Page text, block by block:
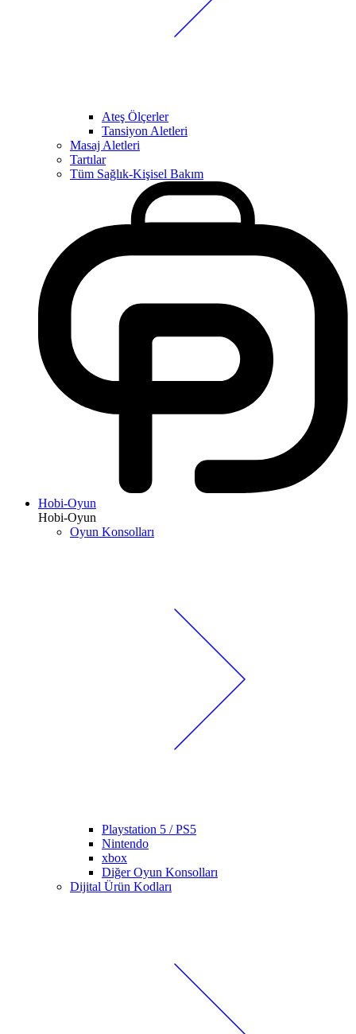
Ateş Ölçerler
Tansiyon Aletleri
Masaj Aletleri
Tartılar
Tüm Sağlık-Kişisel Bakım
Hobi-Oyun
Hobi-Oyun
Oyun Konsolları
Playstation 5 / PS5
Nintendo
xbox
Diğer Oyun Konsolları
Dijital Ürün Kodları